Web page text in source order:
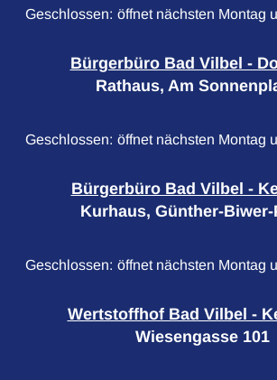
Klicken, um weitere Öffnungs- oder
Geschlossen: öffnet nächsten Montag
Bürgerbüro Bad Vilbel -
Rathaus, Am
Klicken, um weitere Öffnungs- oder
Geschlossen: öffnet nächsten Montag
Bürgerbüro Bad Vilbel -
Kurhaus, Günther-Biwer-
Klicken, um weitere Öffnungs- oder
Geschlossen: öffnet nächsten Montag
Wertstoffhof Bad Vilbel -
Wiesengasse 101